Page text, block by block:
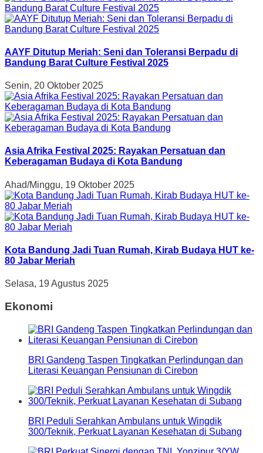
AAYF Ditutup Meriah: Seni dan Toleransi Berpadu di
Bandung Barat Culture Festival 2025
Senin, 20 Oktober 2025
Asia Afrika Festival 2025: Rayakan Persatuan dan
Keberagaman Budaya di Kota Bandung
Ahad/Minggu, 19 Oktober 2025
Kota Bandung Jadi Tuan Rumah, Kirab Budaya HUT ke-
80 Jabar Meriah
Selasa, 19 Agustus 2025
Ekonomi
BRI Gandeng Taspen Tingkatkan Perlindungan dan
Literasi Keuangan Pensiunan di Cirebon
BRI Peduli Serahkan Ambulans untuk Wingdik
300/Teknik, Perkuat Layanan Kesehatan di Subang